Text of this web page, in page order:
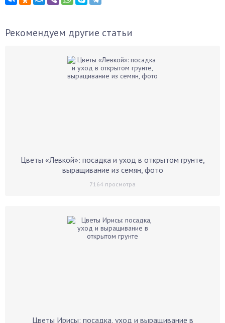
Рекомендуем другие статьи
Цветы «Левкой»: посадка и уход в открытом грунте,
выращивание из семян, фото
7164 просмотра
Цветы Ирисы: посадка, уход и выращивание в